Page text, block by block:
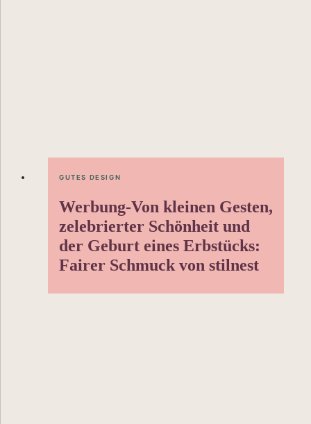
GUTES DESIGN
Werbung-Von kleinen Gesten,
zelebrierter Schönheit und
der Geburt eines Erbstücks:
Fairer Schmuck von stilnest